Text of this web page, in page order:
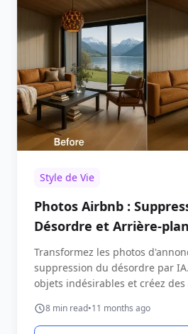
Style de Vie
Photos Airbnb :
Désordre et Arrière-
Transformez les photos
suppression du désordre par
objets indésirables et créez
professionnelles qui
8min read•11 months ago